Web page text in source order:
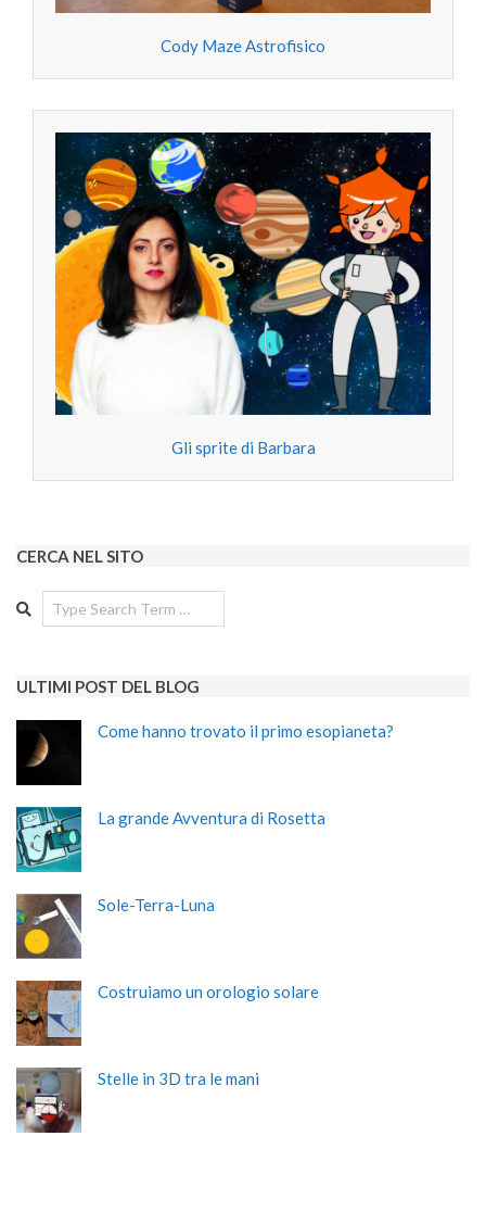
Cody Maze Astrofisico
Gli sprite di Barbara
CERCA NEL SITO
Search
ULTIMI POST DEL BLOG
Come hanno trovato il primo esopianeta?
La grande Avventura di Rosetta
Sole-Terra-Luna
Costruiamo un orologio solare
Stelle in 3D tra le mani